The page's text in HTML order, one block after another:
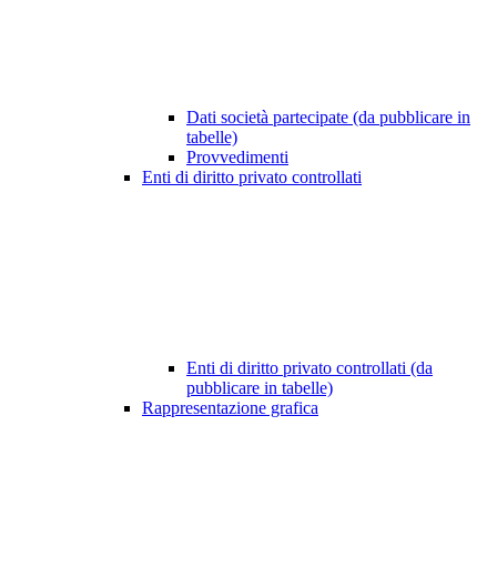
Dati società partecipate (da pubblicare in
tabelle)
Provvedimenti
Enti di diritto privato controllati
Enti di diritto privato controllati (da
pubblicare in tabelle)
Rappresentazione grafica